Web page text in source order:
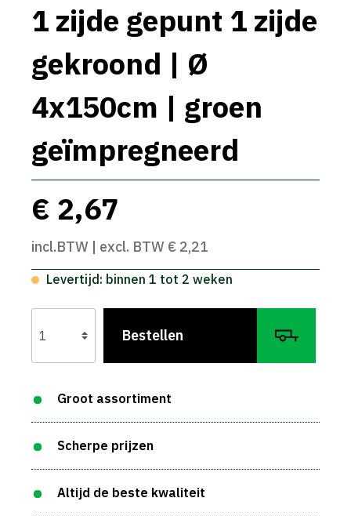
1 zijde gepunt 1 zijde
gekroond | Ø
4x150cm | groen
geïmpregneerd
€ 2,67
incl.BTW | excl. BTW € 2,21
Levertijd: binnen 1 tot 2 weken
Bestellen
Groot assortiment
Scherpe prijzen
Altijd de beste kwaliteit